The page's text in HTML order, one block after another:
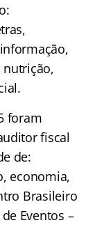
foram
fiscal
de:
economia,
Brasileiro
Eventos –